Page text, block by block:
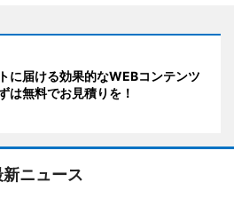
に届ける効果的なWEBコンテンツ
は無料でお見積りを！
新ニュース